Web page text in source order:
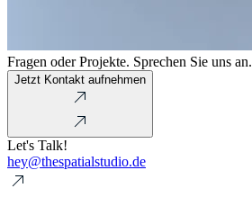
Fragen oder Projekte. Sprechen Sie uns an.
Jetzt Kontakt aufnehmen
Let's Talk!
hey@thespatialstudio.de